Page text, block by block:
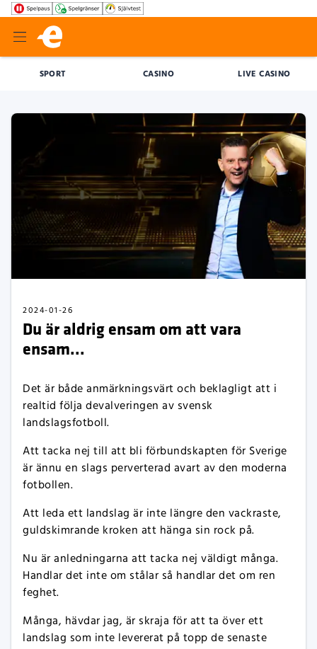
SPORT CASINO LIVE CASINO
2024-01-26
Du är aldrig ensam om att vara
ensam...
Det är både anmärkningsvärt och beklagligt att i
realtid följa devalveringen av svensk
landslagsfotboll.
Att tacka nej till att bli förbundskapten för Sverige
är ännu en slags perverterad avart av den moderna
fotbollen.
Att leda ett landslag är inte längre den vackraste,
guldskimrande kroken att hänga sin rock på.
Nu är anledningarna att tacka nej väldigt många.
Handlar det inte om stålar så handlar det om ren
feghet.
Många, hävdar jag, är skraja för att ta över ett
landslag som inte levererat på topp de senaste